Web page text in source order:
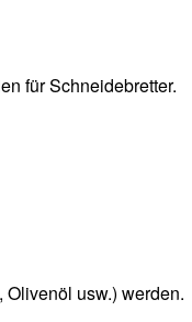
für Schneidebretter.
usw.) werden.